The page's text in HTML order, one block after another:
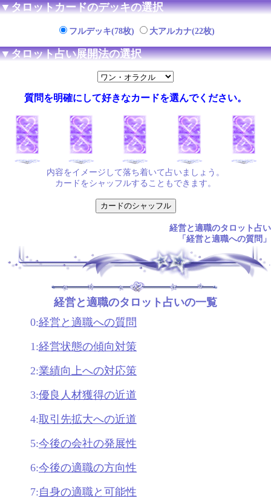
▼タロットカードのデッキの選択
フルデッキ(78枚) 大アルカナ(22枚)
▼タロット占い展開法の選択
質問を明確にして好きなカードを選んでください。
内容をイメージして落ち着いて占いましょう。
カードをシャッフルすることもできます。
経営と適職のタロット占い
「経営と適職への質問」
経営と適職のタロット占いの一覧
0:経営と適職への質問
1:経営状態の傾向対策
2:業績向上への対応策
3:優良人材獲得の近道
4:取引先拡大への近道
5:今後の会社の発展性
6:今後の適職の方向性
7:自身の適職と可能性